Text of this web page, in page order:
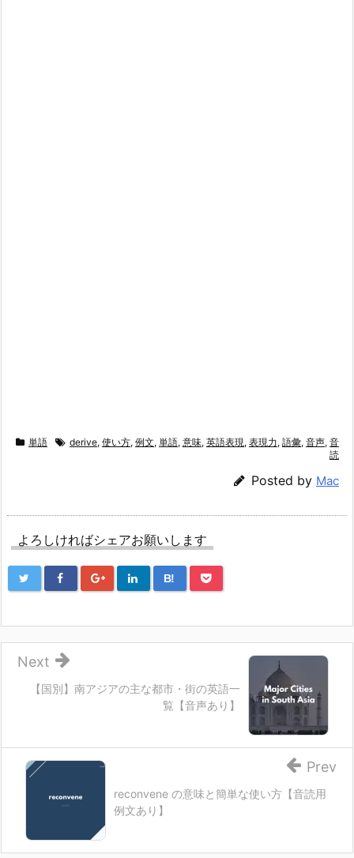
単語 derive, 使い方, 例文, 単語, 意味, 英語表現, 表現力, 語彙, 音声, 音
読
Posted by Mac
よろしければシェアお願いします
B!
【国別】南アジアの主な都市・街の英語一
覧【音声あり】
Next
reconvene の意味と簡単な使い方【音読用
例文あり】
Prev